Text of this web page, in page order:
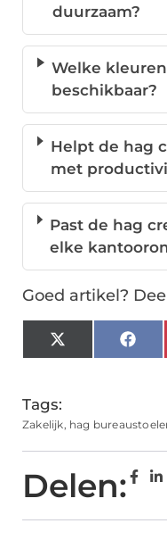
duurzaam?
Welke
beschikbaar?
Helpt de hag
met
Past de hag
elke
Goed artikel?
X
(Twitter)
Tags:
Zakelijk, hag
Delen: